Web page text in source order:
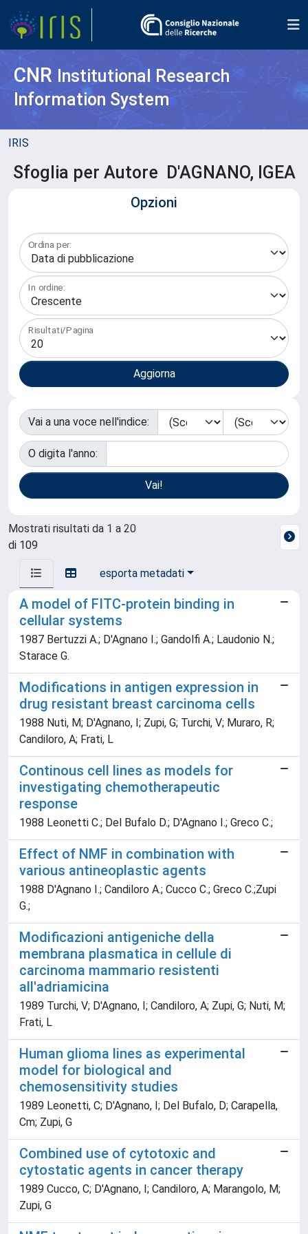
CNR Institutional Research
Information System
IRIS
Sfoglia per Autore D'AGNANO, IGEA
Opzioni
Ordina per:
In ordine:
Risultati/Pagina
Vai a una voce nell'indice:
O digita l'anno:
Mostrati risultati da 1 a 20
di 109
esporta metadati
A model of FITC-protein binding in
cellular systems
1987 Bertuzzi A.; D'Agnano I.; Gandolfi A.; Laudonio N.;
Starace G.
Modifications in antigen expression in
drug resistant breast carcinoma cells
1988 Nuti, M; D'Agnano, I; Zupi, G; Turchi, V; Muraro, R;
Candiloro, A; Frati, L
Continous cell lines as models for
investigating chemotherapeutic
response
1988 Leonetti C.; Del Bufalo D.; D'Agnano I.; Greco C.;
Effect of NMF in combination with
various antineoplastic agents
1988 D'Agnano I.; Candiloro A.; Cucco C.; Greco C.;Zupi
G.;
Modificazioni antigeniche della
membrana plasmatica in cellule di
carcinoma mammario resistenti
all'adriamicina
1989 Turchi, V; D'Agnano, I; Candiloro, A; Zupi, G; Nuti, M;
Frati, L
Human glioma lines as experimental
model for biological and
chemosensitivity studies
1989 Leonetti, C; D'Agnano, I; Del Bufalo, D; Carapella,
Cm; Zupi, G
Combined use of cytotoxic and
cytostatic agents in cancer therapy
1989 Cucco, C; D'Agnano, I; Candiloro, A; Marangolo, M;
Zupi, G